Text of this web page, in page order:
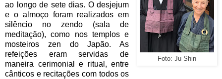
Foto: Ju Shin
ao longo de sete dias. O desjejum
e o almoço foram realizados em
silêncio no zendo (sala de
meditação), como nos templos e
mosteiros zen do Japão. As
refeições eram servidas de
maneira cerimonial e ritual, entre
cânticos e recitações com todos os